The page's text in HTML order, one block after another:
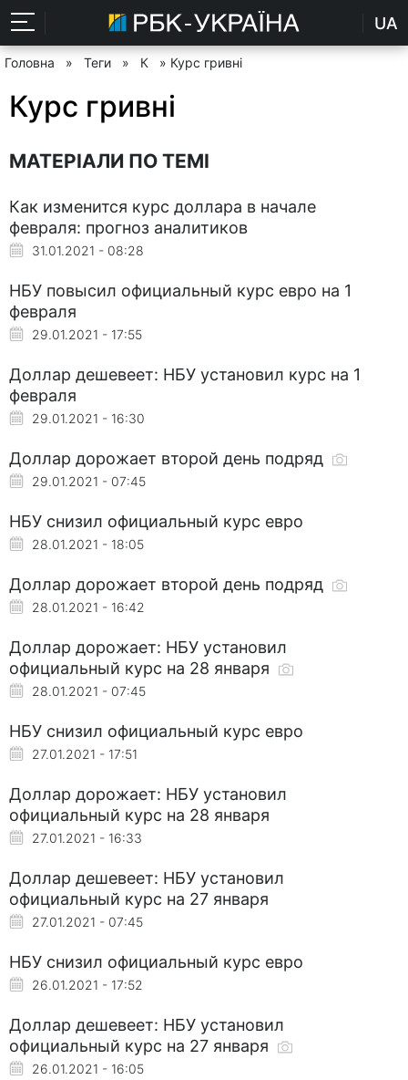
UA
Головна » Теги » К » Курс гривні
Курс гривні
МАТЕРІАЛИ ПО ТЕМІ
Как изменится курс доллара в начале
февраля: прогноз аналитиков
31.01.2021 - 08:28
НБУ повысил официальный курс евро на 1
февраля
29.01.2021 - 17:55
Доллар дешевеет: НБУ установил курс на 1
февраля
29.01.2021 - 16:30
Доллар дорожает второй день подряд
29.01.2021 - 07:45
НБУ снизил официальный курс евро
28.01.2021 - 18:05
Доллар дорожает второй день подряд
28.01.2021 - 16:42
Доллар дорожает: НБУ установил
официальный курс на 28 января
28.01.2021 - 07:45
НБУ снизил официальный курс евро
27.01.2021 - 17:51
Доллар дорожает: НБУ установил
официальный курс на 28 января
27.01.2021 - 16:33
Доллар дешевеет: НБУ установил
официальный курс на 27 января
27.01.2021 - 07:45
НБУ снизил официальный курс евро
26.01.2021 - 17:52
Доллар дешевеет: НБУ установил
официальный курс на 27 января
26.01.2021 - 16:05